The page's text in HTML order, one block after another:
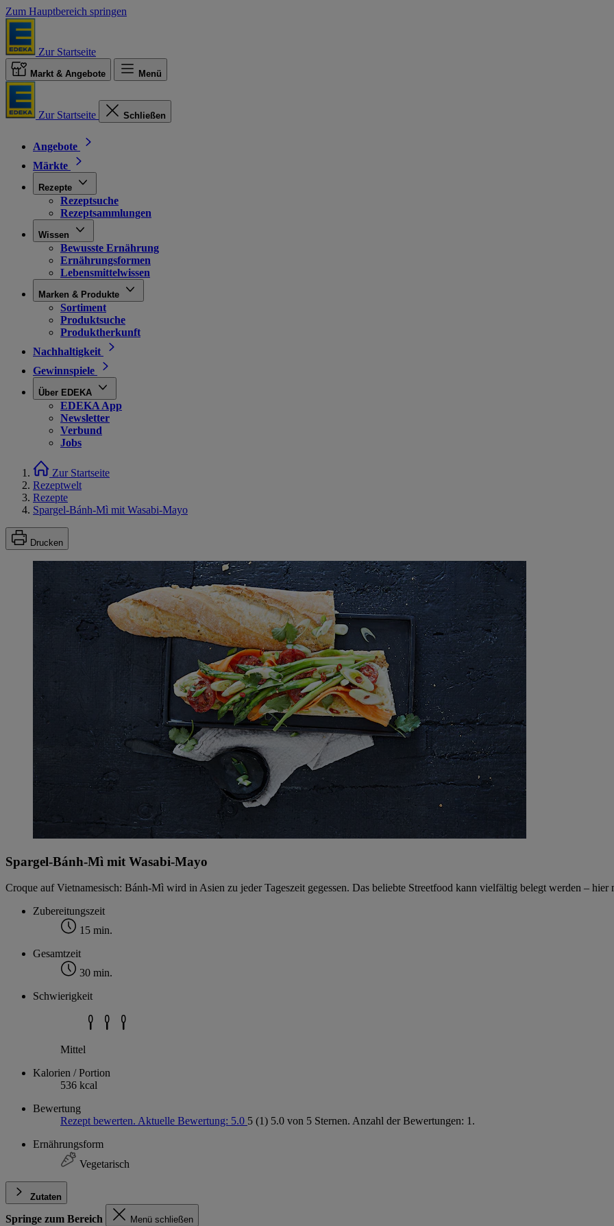
Zum Hauptbereich springen
Zur Startseite
Markt & Angebote Menü
Zur Startseite Schließen
Angebote
Märkte
Rezepte
Rezeptsuche
Rezeptsammlungen
Wissen
Bewusste Ernährung
Ernährungsformen
Lebensmittelwissen
Marken & Produkte
Sortiment
Produktsuche
Produktherkunft
Nachhaltigkeit
Gewinnspiele
Über EDEKA
EDEKA App
Newsletter
Verbund
Jobs
Zur Startseite
Rezeptwelt
Rezepte
Spargel-Bánh-Mì mit Wasabi-Mayo
Drucken
Spargel-Bánh-Mì mit Wasabi-Mayo
Croque auf Vietnamesisch: Bánh-Mì wird in Asien zu jeder Tageszeit gegessen. Das beliebte Streetfood kann vielfältig belegt werden –
Zubereitungszeit
15 min.
Gesamtzeit
30 min.
Schwierigkeit
Mittel
Kalorien / Portion
536 kcal
Bewertung
Rezept bewerten. Aktuelle Bewertung: 5.0 5 (1) 5.0 von 5 Sternen. Anzahl der Bewertungen: 1.
Ernährungsform
Vegetarisch
Zutaten
Springe zum Bereich Menü schließen